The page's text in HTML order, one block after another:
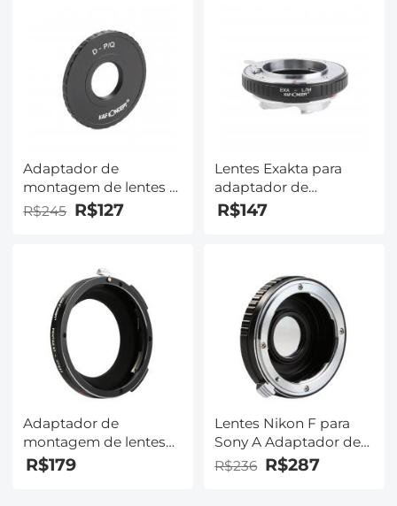
Adaptador de
montagem de lentes D
para montagem de
lentes Pentax Q
R$245 R$127
Lentes Exakta para
adaptador de
montagem de lente
Leica M K&F Concept
R$147
Adaptador de
montagem de lentes
Pentax 67 para Pentax
645 Adaptador de
R$179
Lentes Nikon F para
Sony A Adaptador de
montagem de lente
com vidro óptico K&F
R$236 R$287